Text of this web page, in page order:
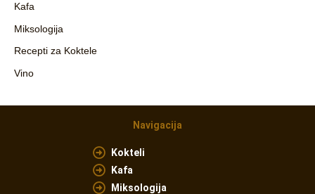
Kafa
Miksologija
Recepti za Koktele
Vino
Navigacija
Kokteli
Kafa
Miksologija